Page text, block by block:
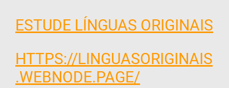
ESTUDE LÍNGUAS ORIGINAIS
HTTPS://LINGUASORIGINAIS
.WEBNODE.PAGE/